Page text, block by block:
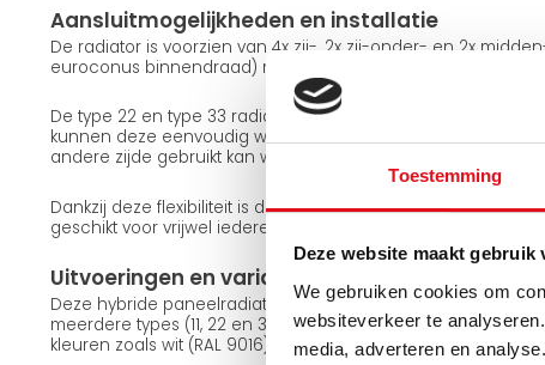
Toestemming
Deze website maakt gebruik
We gebruiken cookies om
websiteverkeer te
media, adverteren en
Aansluitmogelijkheden en installatie
De radiator is voorzien van 4x zij-, 2x zij-onder- en 2x
euroconus binnendraad) met een standaard hartafstand
De type 22 en type 33 radiatoren zijn omkeerbaar. Met de
kunnen deze eenvoudig worden gedraaid, waardoor
andere zijde gebruikt kan worden. De type 11 uitvoering is niet
Dankzij deze flexibiliteit is de radiator eenvoudig aan te
geschikt voor vrijwel iedere installatiesituatie.
Uitvoeringen en varianten
Deze hybride paneelradiator is leverbaar in verschillende
meerdere types (11, 22 en 33), diverse frontafwerkingen
kleuren zoals wit (RAL 9016) en zwart (RAL 9005).